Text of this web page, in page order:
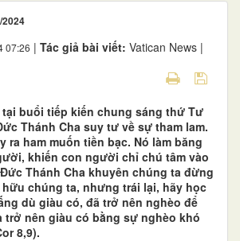
07:26 | Tác giả bài viết: Vatican News |
buổi tiếp kiến chung sáng thứ Tư
Thánh Cha suy tư về sự tham lam.
ra ham muốn tiền bạc. Nó làm băng
khiến con người chỉ chú tâm vào
Thánh Cha khuyên chúng ta đừng
hữu chúng ta, nhưng trái lại, hãy học
dù giàu có, đã trở nên nghèo để
trở nên giàu có bằng sự nghèo khó
8,9).